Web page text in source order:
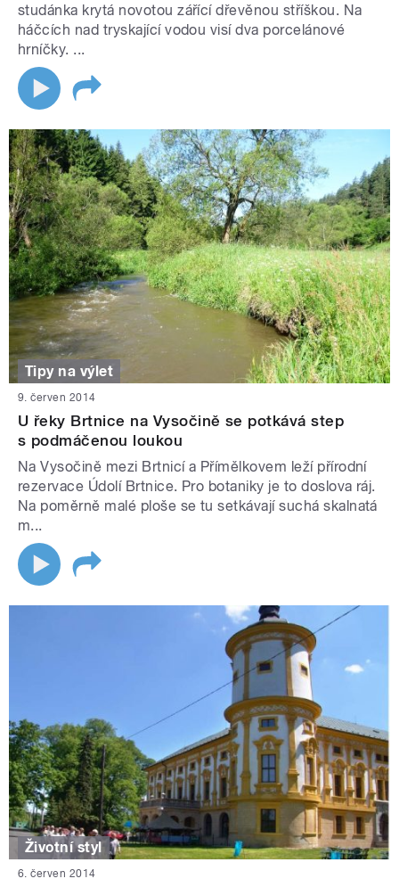
studánka krytá novotou zářící dřevěnou stříškou. Na
háčcích nad tryskající vodou visí dva porcelánové
hrníčky. ...
Tipy na výlet
9. červen 2014
U řeky Brtnice na Vysočině se potkává step
s podmáčenou loukou
Na Vysočině mezi Brtnicí a Přímělkovem leží přírodní
rezervace Údolí Brtnice. Pro botaniky je to doslova ráj.
Na poměrně malé ploše se tu setkávají suchá skalnatá
m...
Životní styl
6. červen 2014